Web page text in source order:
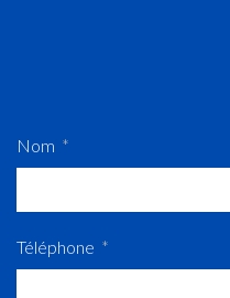
Nom
Téléphone